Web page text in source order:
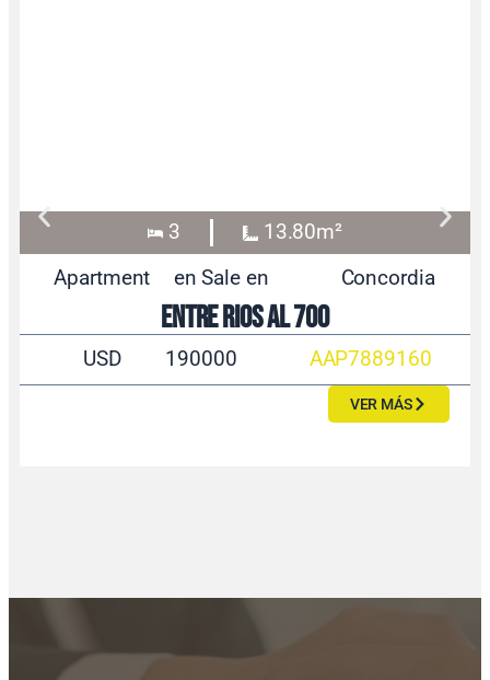
3
13.80m²
Apartment
en Sale en Concordia
Entre Rios al 700
USD 190000 AAP7889160
VER MÁS